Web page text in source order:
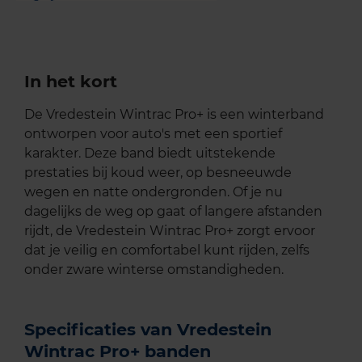
In het kort
De Vredestein Wintrac Pro+ is een winterband
ontworpen voor auto's met een sportief
karakter. Deze band biedt uitstekende
prestaties bij koud weer, op besneeuwde
wegen en natte ondergronden. Of je nu
dagelijks de weg op gaat of langere afstanden
rijdt, de Vredestein Wintrac Pro+ zorgt ervoor
dat je veilig en comfortabel kunt rijden, zelfs
onder zware winterse omstandigheden.
Specificaties van Vredestein
Wintrac Pro+ banden